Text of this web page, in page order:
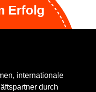
Erfolg
internationale
durch